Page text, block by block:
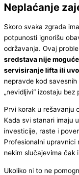
Neplaćanje
Skoro svaka zgrada ima
potpunosti ignorišu
održavanja. Ovaj
sredstava nije
servisiranje lifta ili
nepravde kod
„nevidljivi“ izostaju bez
Prvi korak u rešavanju
Kada svi stanari imaju
investicije, raste i
Profesionalni upravnici
nekim slučajevima čak
Ukoliko ni to ne